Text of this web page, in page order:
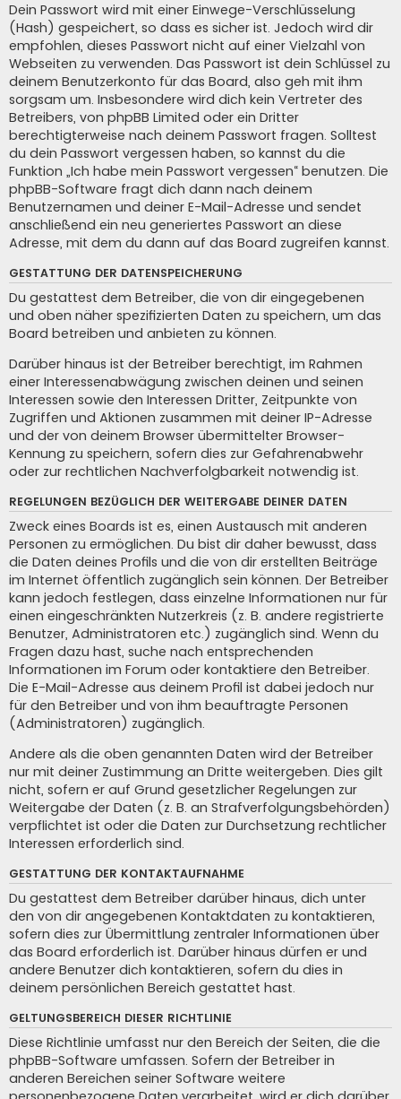
Dein Passwort wird mit einer Einwege-Verschlüsselung
(Hash) gespeichert, so dass es sicher ist. Jedoch wird dir
empfohlen, dieses Passwort nicht auf einer Vielzahl von
Webseiten zu verwenden. Das Passwort ist dein Schlüssel zu
deinem Benutzerkonto für das Board, also geh mit ihm
sorgsam um. Insbesondere wird dich kein Vertreter des
Betreibers, von phpBB Limited oder ein Dritter
berechtigterweise nach deinem Passwort fragen. Solltest
du dein Passwort vergessen haben, so kannst du die
Funktion „Ich habe mein Passwort vergessen“ benutzen. Die
phpBB-Software fragt dich dann nach deinem
Benutzernamen und deiner E-Mail-Adresse und sendet
anschließend ein neu generiertes Passwort an diese
Adresse, mit dem du dann auf das Board zugreifen kannst.
GESTATTUNG DER DATENSPEICHERUNG
Du gestattest dem Betreiber, die von dir eingegebenen
und oben näher spezifizierten Daten zu speichern, um das
Board betreiben und anbieten zu können.
Darüber hinaus ist der Betreiber berechtigt, im Rahmen
einer Interessenabwägung zwischen deinen und seinen
Interessen sowie den Interessen Dritter, Zeitpunkte von
Zugriffen und Aktionen zusammen mit deiner IP-Adresse
und der von deinem Browser übermittelter Browser-
Kennung zu speichern, sofern dies zur Gefahrenabwehr
oder zur rechtlichen Nachverfolgbarkeit notwendig ist.
REGELUNGEN BEZÜGLICH DER WEITERGABE DEINER DATEN
Zweck eines Boards ist es, einen Austausch mit anderen
Personen zu ermöglichen. Du bist dir daher bewusst, dass
die Daten deines Profils und die von dir erstellten Beiträge
im Internet öffentlich zugänglich sein können. Der Betreiber
kann jedoch festlegen, dass einzelne Informationen nur für
einen eingeschränkten Nutzerkreis (z. B. andere registrierte
Benutzer, Administratoren etc.) zugänglich sind. Wenn du
Fragen dazu hast, suche nach entsprechenden
Informationen im Forum oder kontaktiere den Betreiber.
Die E-Mail-Adresse aus deinem Profil ist dabei jedoch nur
für den Betreiber und von ihm beauftragte Personen
(Administratoren) zugänglich.
Andere als die oben genannten Daten wird der Betreiber
nur mit deiner Zustimmung an Dritte weitergeben. Dies gilt
nicht, sofern er auf Grund gesetzlicher Regelungen zur
Weitergabe der Daten (z. B. an Strafverfolgungsbehörden)
verpflichtet ist oder die Daten zur Durchsetzung rechtlicher
Interessen erforderlich sind.
GESTATTUNG DER KONTAKTAUFNAHME
Du gestattest dem Betreiber darüber hinaus, dich unter
den von dir angegebenen Kontaktdaten zu kontaktieren,
sofern dies zur Übermittlung zentraler Informationen über
das Board erforderlich ist. Darüber hinaus dürfen er und
andere Benutzer dich kontaktieren, sofern du dies in
deinem persönlichen Bereich gestattet hast.
GELTUNGSBEREICH DIESER RICHTLINIE
Diese Richtlinie umfasst nur den Bereich der Seiten, die die
phpBB-Software umfassen. Sofern der Betreiber in
anderen Bereichen seiner Software weitere